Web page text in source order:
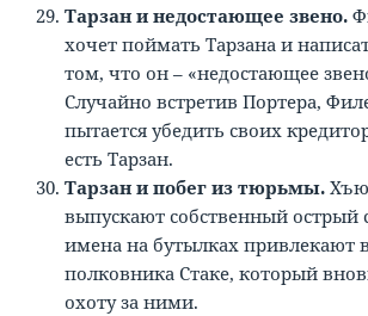
Тарзан и недостающее звено.
хочет поймать Тарзана и
том, что он – «недостающее
Случайно встретив Портера,
пытается убедить своих
есть Тарзан.
Тарзан и побег из тюрьмы.
выпускают собственный острый
имена на бутылках привлекают
полковника Стаке, который
охоту за ними.